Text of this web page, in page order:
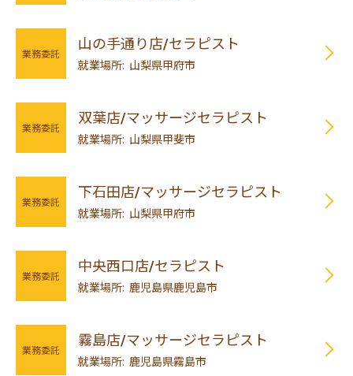
業務委託
山の手通り店/セラピスト
就業場所: 山梨県甲府市
業務委託
双葉店/マッサージセラピスト
就業場所: 山梨県甲斐市
業務委託
下石田店/マッサージセラピスト
就業場所: 山梨県甲府市
業務委託
中央西口店/セラピスト
就業場所: 鹿児島県鹿児島市
業務委託
霧島店/マッサージセラピスト
就業場所: 鹿児島県霧島市